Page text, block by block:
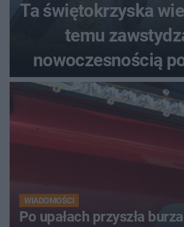
Ta świętokrzyska
temu
nowoczesnością
miasta. Prąd,
luksusowa
WIADOMOŚCI
Po upałach przyszła